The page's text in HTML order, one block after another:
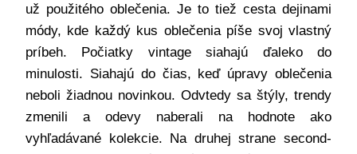
už použitého oblečenia. Je to tiež cesta dejinami
módy, kde každý kus oblečenia píše svoj vlastný
príbeh. Počiatky vintage siahajú ďaleko do
minulosti. Siahajú do čias, keď úpravy oblečenia
neboli žiadnou novinkou. Odvtedy sa štýly, trendy
zmenili a odevy naberali na hodnote ako
vyhľadávané kolekcie. Na druhej strane second-